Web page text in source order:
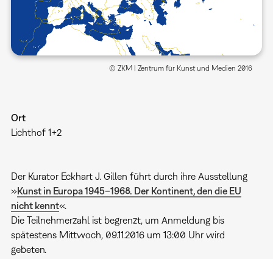
© ZKM | Zentrum für Kunst und Medien 2016
Ort
Lichthof 1+2
Der Kurator Eckhart J. Gillen führt durch ihre Ausstellung
»Kunst in Europa 1945–1968. Der Kontinent, den die EU
nicht kennt«.
Die Teilnehmerzahl ist begrenzt, um Anmeldung bis
spätestens Mittwoch, 09.11.2016 um 13:00 Uhr wird
gebeten.